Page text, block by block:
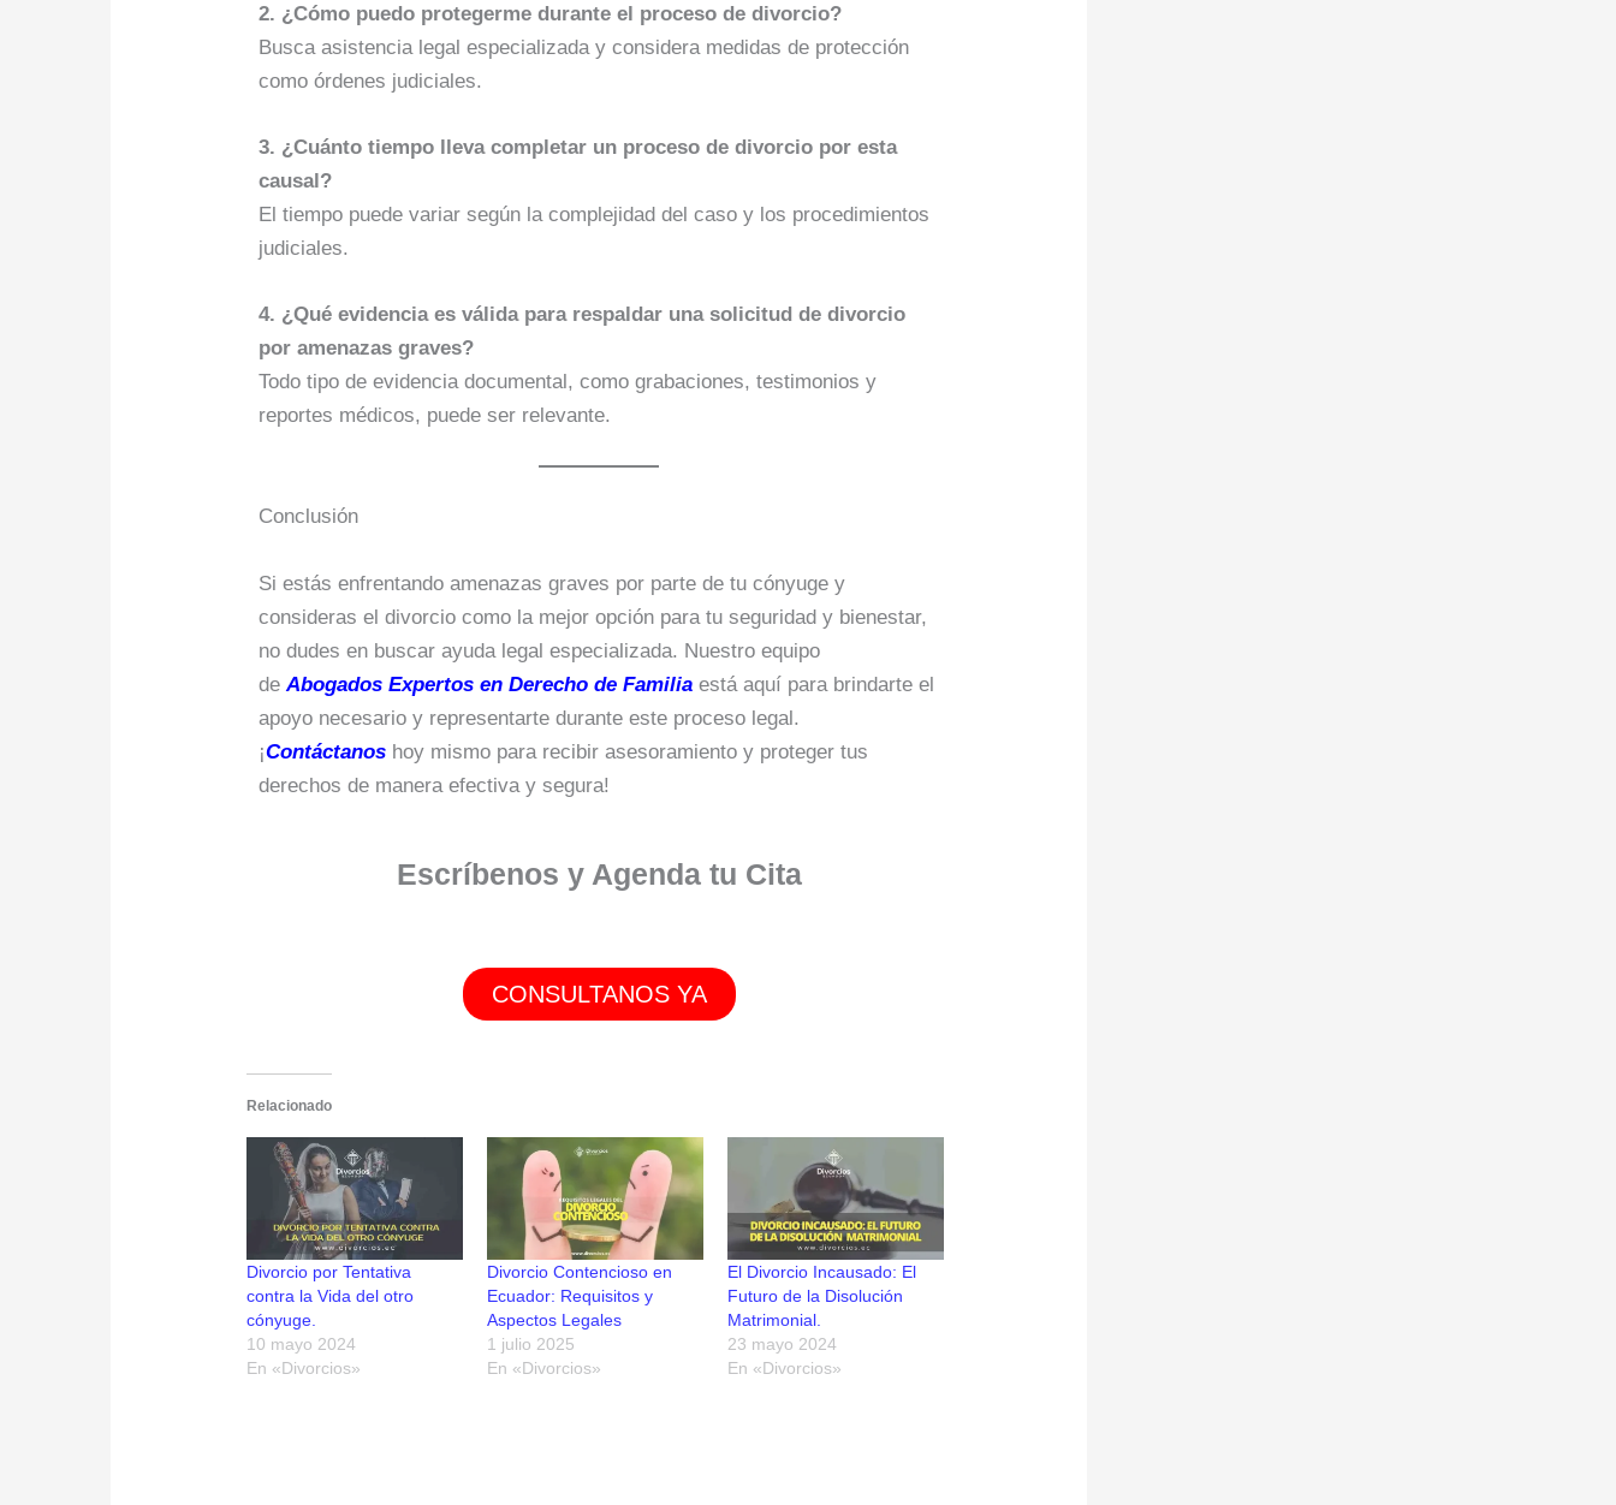
2. ¿Cómo puedo protegerme durante el proceso de divorcio?
Busca asistencia legal especializada y considera medidas de protección
como órdenes judiciales.
3. ¿Cuánto tiempo lleva completar un proceso de divorcio por esta
causal?
El tiempo puede variar según la complejidad del caso y los procedimientos
judiciales.
4. ¿Qué evidencia es válida para respaldar una solicitud de divorcio
por amenazas graves?
Todo tipo de evidencia documental, como grabaciones, testimonios y
reportes médicos, puede ser relevante.
Conclusión
Si estás enfrentando amenazas graves por parte de tu cónyuge y
consideras el divorcio como la mejor opción para tu seguridad y bienestar,
no dudes en buscar ayuda legal especializada. Nuestro equipo
deAbogados Expertos en Derecho de Familia está aquí para brindarte el
apoyo necesario y representarte durante este proceso legal.
¡Contáctanos hoy mismo para recibir asesoramiento y proteger tus
derechos de manera efectiva y segura!
Escríbenos y Agenda tu Cita
CONSULTANOS YA
Relacionado
Divorcio por Tentativa
contra la Vida del otro
cónyuge.
10 mayo 2024
En «Divorcios»
Divorcio Contencioso en
Ecuador: Requisitos y
Aspectos Legales
1 julio 2025
En «Divorcios»
El Divorcio Incausado: El
Futuro de la Disolución
Matrimonial.
23 mayo 2024
En «Divorcios»